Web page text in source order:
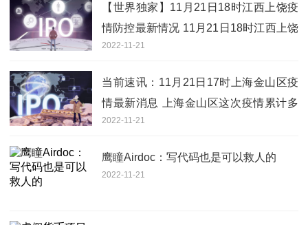
【世界独家】11月21日18时江西上饶疫
情防控最新情况 11月21日18时江西上饶
疫情最新通告
2022-11-21
当前速讯：11月21日17时上海金山区疫
情最新消息 上海金山区这次疫情累计多
少例
2022-11-21
鹰瞳Airdoc：写代码也是可以救人的
2022-11-21